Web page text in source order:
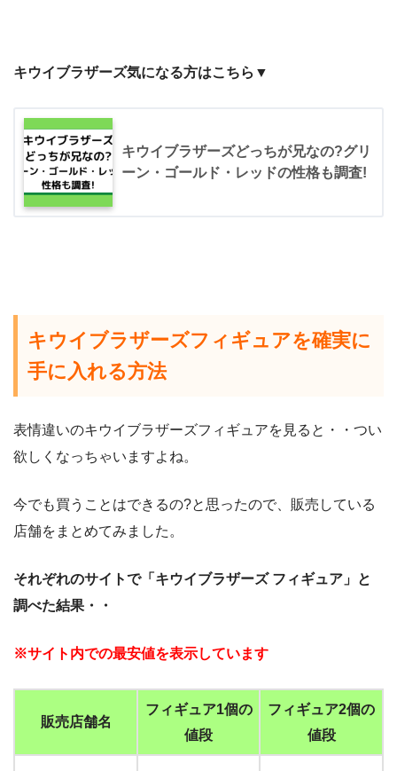
キウイブラザーズ気になる方はこちら▼
キウイブラザーズどっちが兄なの?グリ
ーン・ゴールド・レッドの性格も調査!
キウイブラザーズフィギュアを確実に
手に入れる方法
表情違いのキウイブラザーズフィギュアを見ると・・つい
欲しくなっちゃいますよね。
今でも買うことはできるの?と思ったので、販売している
店舗をまとめてみました。
それぞれのサイトで「キウイブラザーズ フィギュア」と
調べた結果・・
※サイト内での最安値を表示しています
販売店舗名
フィギュア1個の
値段
フィギュア2個の
値段